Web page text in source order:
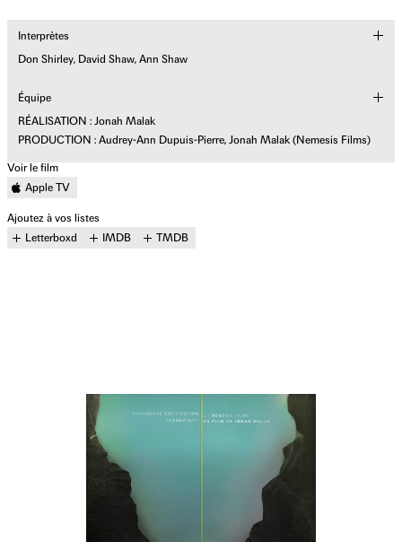
Interprètes
Don Shirley, David Shaw, Ann Shaw
Équipe
RÉALISATION : Jonah Malak
PRODUCTION : Audrey-Ann Dupuis-Pierre, Jonah Malak (Nemesis Films)
Voir le film
Apple TV
Ajoutez à vos listes
Letterboxd
IMDB TMDB